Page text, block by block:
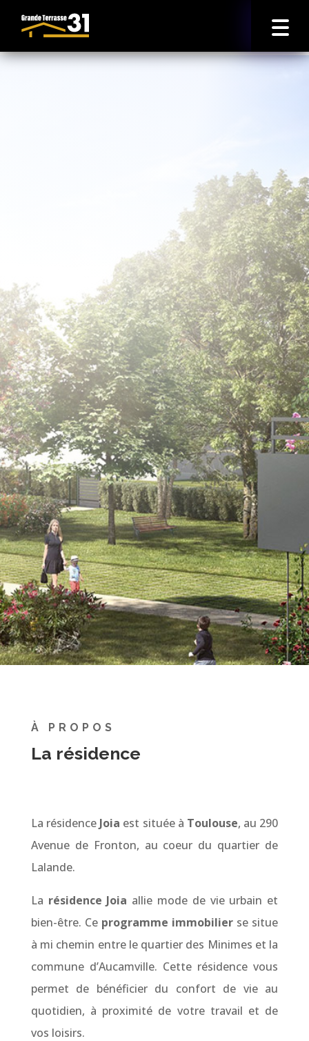
Joia Toulouse
Livraison
4ème trimestre 2022
Ville
Toulouse
Adresse
Avenue de Fronton
À partir de
1 250 000 €
À PROPOS
La résidence
La résidenceJoia est située à Toulouse, au 290
Avenue de Fronton, au coeur du quartier de
Lalande.
La résidence Joia allie mode de vie urbain et
bien-être. Ce programme immobilier se situe
à mi chemin entre le quartier des Minimes et la
commune d’Aucamville. Cette résidence vous
permet de bénéficier du confort de vie au
quotidien, à proximité de votre travail et de
vos loisirs.